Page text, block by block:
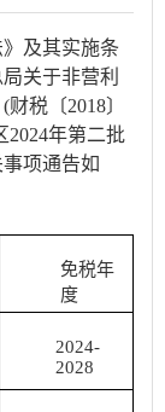
及其实施条
关于非营利
税〔2018〕
2024年第二批
项通告如
免税年
度
2024-
2028